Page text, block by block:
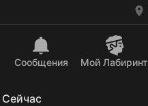
Сообщения Mой Лабиринт